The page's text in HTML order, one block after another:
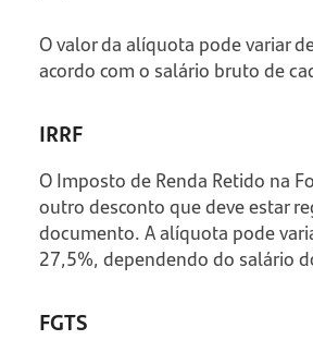
O valor da alíquota pode variar
acordo com o salário bruto de
IRRF
O Imposto de Renda Retido na
outro desconto que deve estar
documento. A alíquota pode
27,5%, dependendo do salário
FGTS